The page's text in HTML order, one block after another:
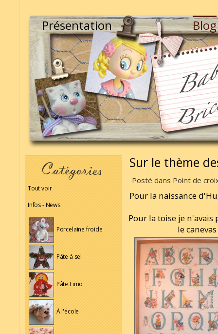
Présentation Blog
Tout voir
Infos - News
Porcelaine froide
Pâte à sel
Pâte Fimo
À l'école
Sur le thème
Posté dans Point de
Pour la naissance
Pour la toise je n'avais
le